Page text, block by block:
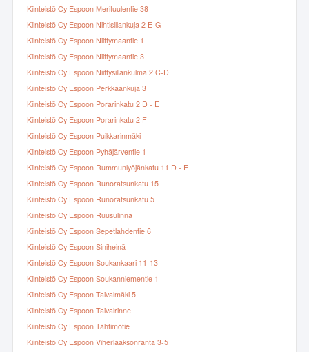
Kiinteistö Oy Espoon Merituulentie 38
Kiinteistö Oy Espoon Nihtisillankuja 2 E-G
Kiinteistö Oy Espoon Niittymaantie 1
Kiinteistö Oy Espoon Niittymaantie 3
Kiinteistö Oy Espoon Niittysillankulma 2 C-D
Kiinteistö Oy Espoon Perkkaankuja 3
Kiinteistö Oy Espoon Porarinkatu 2 D - E
Kiinteistö Oy Espoon Porarinkatu 2 F
Kiinteistö Oy Espoon Puikkarinmäki
Kiinteistö Oy Espoon Pyhäjärventie 1
Kiinteistö Oy Espoon Rummunlyöjänkatu 11 D - E
Kiinteistö Oy Espoon Runoratsunkatu 15
Kiinteistö Oy Espoon Runoratsunkatu 5
Kiinteistö Oy Espoon Ruusulinna
Kiinteistö Oy Espoon Sepetlahdentie 6
Kiinteistö Oy Espoon Siniheinä
Kiinteistö Oy Espoon Soukankaari 11-13
Kiinteistö Oy Espoon Soukanniementie 1
Kiinteistö Oy Espoon Taivalmäki 5
Kiinteistö Oy Espoon Taivalrinne
Kiinteistö Oy Espoon Tähtimötie
Kiinteistö Oy Espoon Viherlaaksonranta 3-5